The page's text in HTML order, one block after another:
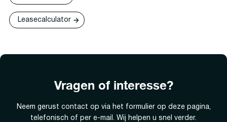
Leasecalculator
Vragen of interesse?
Neem gerust contact op via het formulier op deze pagina,
telefonisch of per e-mail. Wij helpen u snel verder.